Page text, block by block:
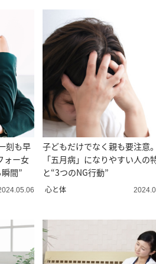
刻も早
ォー女
間”
子どもだけでなく親も要注意。
「五月病」になりやすい人の
と“3つのNG行動”
心と体